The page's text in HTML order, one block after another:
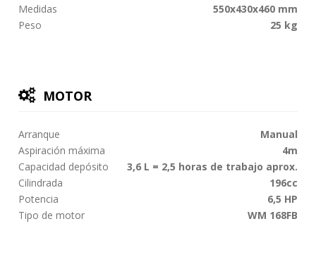
Medidas
550x430x460 mm
Peso
25 kg
MOTOR
Arranque
Manual
Aspiración máxima
4m
Capacidad depósito
3,6 L = 2,5 horas de trabajo aprox.
Cilindrada
196cc
Potencia
6,5 HP
Tipo de motor
WM 168FB